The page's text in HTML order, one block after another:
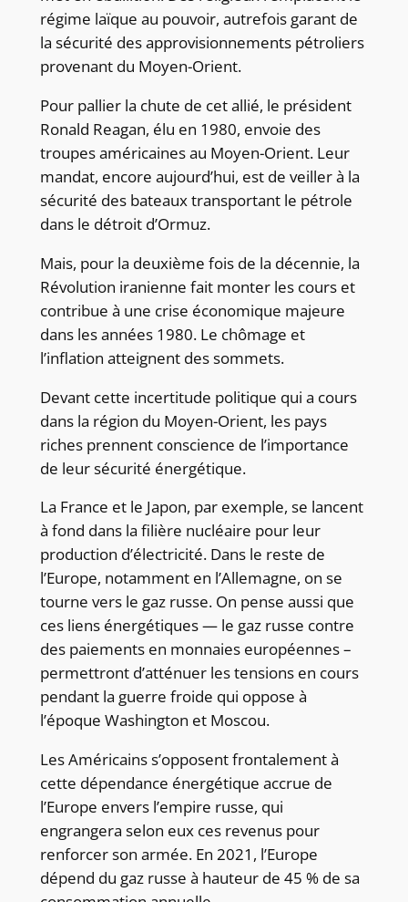
régime laïque au pouvoir, autrefois garant de
la sécurité des approvisionnements pétroliers
provenant du Moyen-Orient.
Pour pallier la chute de cet allié, le président
Ronald Reagan, élu en 1980, envoie des
troupes américaines au Moyen-Orient. Leur
mandat, encore aujourd’hui, est de veiller à la
sécurité des bateaux transportant le pétrole
dans le détroit d’Ormuz.
Mais, pour la deuxième fois de la décennie, la
Révolution iranienne fait monter les cours et
contribue à une crise économique majeure
dans les années 1980. Le chômage et
l’inflation atteignent des sommets.
Devant cette incertitude politique qui a cours
dans la région du Moyen-Orient, les pays
riches prennent conscience de l’importance
de leur sécurité énergétique.
La France et le Japon, par exemple, se lancent
à fond dans la filière nucléaire pour leur
production d’électricité. Dans le reste de
l’Europe, notamment en l’Allemagne, on se
tourne vers le gaz russe. On pense aussi que
ces liens énergétiques — le gaz russe contre
des paiements en monnaies européennes –
permettront d’atténuer les tensions en cours
pendant la guerre froide qui oppose à
l’époque Washington et Moscou.
Les Américains s’opposent frontalement à
cette dépendance énergétique accrue de
l’Europe envers l’empire russe, qui
engrangera selon eux ces revenus pour
renforcer son armée. En 2021, l’Europe
dépend du gaz russe à hauteur de 45 % de sa